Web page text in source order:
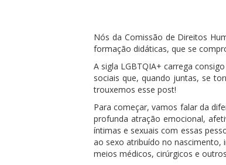
Nós da Comissão de Direitos
formação didáticas, que se
A sigla LGBTQIA+ carrega
sociais que, quando juntas, se
trouxemos esse post!
Para começar, vamos falar da
profunda atração emocional,
íntimas e sexuais com essas
ao sexo atribuído no nascimento,
meios médicos, cirúrgicos e